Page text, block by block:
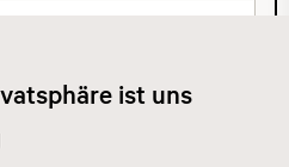
ist uns